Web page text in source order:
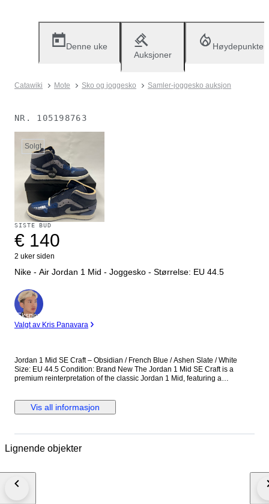
Denne uke
Auksjoner
Høydepunkter
Catawiki Mote Sko og joggesko Samler-joggesko auksjon
NR. 105198763
Solgt
SISTE BUD
€ 140
2 uker siden
Nike - Air Jordan 1 Mid - Joggesko - Størrelse: EU 44.5
Ekspert
Valgt av Kris Panavara
Jordan 1 Mid SE Craft – Obsidian / French Blue / Ashen Slate / White
Size: EU 44.5 Condition: Brand New The Jordan 1 Mid SE Craft is a
premium reinterpretation of the classic Jordan 1 Mid, featuring a
offering a stylish and contemporary look. Perfect for collectors and
sneaker enthusiasts seeking a unique and wearable Jordan 1. Details:
Slate / White Size: EU 44.5 Condition: Brand new, never worn Multi-
support and style Cushioned insole for comfort Iconic Air Jordan Wings
Vis all informasjon
Lignende objekter